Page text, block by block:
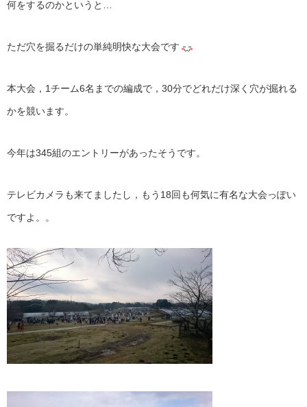
何をするのかというと…
ただ穴を掘るだけの単純明快な大会です
本大会，1チーム6名までの編成で，30分でどれだけ深く穴が掘れる
かを競います。
今年は345組のエントリーがあったそうです。
テレビカメラも来てましたし，もう18回も何気に有名な大会っぽい
ですよ。。